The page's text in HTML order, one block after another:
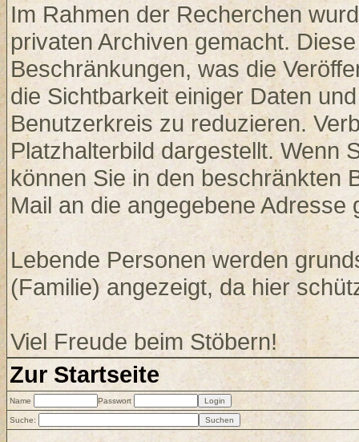
Im Rahmen der Recherchen
privaten Archiven gemacht.
Beschränkungen, was die
die Sichtbarkeit einiger Daten
Benutzerkreis zu reduzieren.
Platzhalterbild dargestellt. Wenn
können Sie in den beschränkten
Mail an die angegebene Adresse
Lebende Personen werden
(Familie) angezeigt, da hier
Viel Freude beim Stöbern!
Zur Startseite
Name Passwort
Suche: